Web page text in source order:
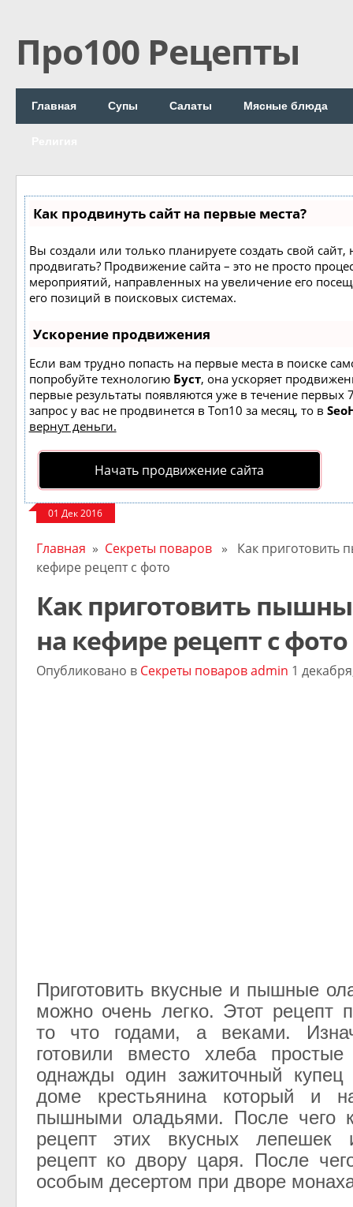
Про100 Рецепты
Главная Супы Салаты Мясные блюда
Как продвинуть сайт на первые места?
Вы создали или только планируете создать свой сайт,
продвигать? Продвижение сайта – это не просто
мероприятий, направленных на увеличение его
его позиций в поисковых системах.
Ускорение продвижения
Если вам трудно попасть на первые места в поиске
попробуйте технологию Буст, она ускоряет
первые результаты появляются уже в течение первых
запрос у вас не продвинется в Топ10 за месяц, то в
вернут деньги.
Начать продвижение сайта
01 Дек 2016
Главная » Секреты поваров» Как приготовить
кефире рецепт с фото
Как приготовить
на кефире рецепт с фото
Опубликовано в Секреты поваров admin 1
Приготовить вкусные и пышные
можно очень легко. Этот рецепт
то что годами, а веками.
готовили вместо хлеба
однажды один зажиточный купец
доме крестьянина который и
пышными оладьями. После чего
рецепт этих вкусных лепешек
рецепт ко двору царя. После
особым десертом при дворе